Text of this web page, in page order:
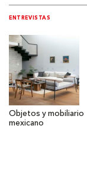
ENTREVISTAS
Objetos y mobiliario
mexicano